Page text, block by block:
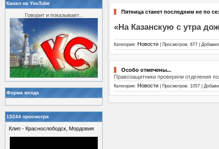
Канал на YouTube
Говорит и показывает...
Форма входа
15244 просмотра
Клип - Краснослободск, Мордовия
Пятница станет последним не по
«На Казанскую с утра
Категория: Новости | Просмотров: 877 |
Особо отмечены...
Правозащитники проверили отделения
Категория: Новости | Просмотров: 1057 |